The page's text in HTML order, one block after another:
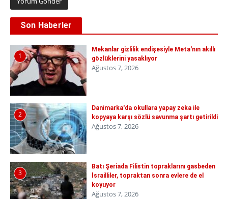
Son Haberler
1
Mekanlar gizlilik endişesiyle Meta'nın akıllı
gözlüklerini yasaklıyor
Ağustos 7, 2026
2
Danimarka'da okullara yapay zeka ile
kopyaya karşı sözlü savunma şartı getirildi
Ağustos 7, 2026
3
Batı Şeriada Filistin topraklarını gasbeden
İsrailliler, topraktan sonra evlere de el
koyuyor
Ağustos 7, 2026